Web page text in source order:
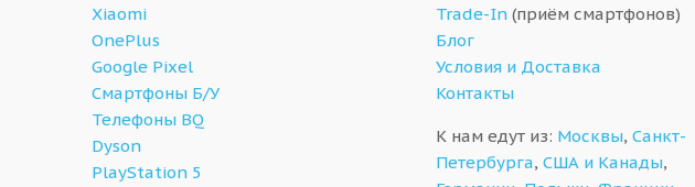
Xiaomi
OnePlus
Google Pixel
Смартфоны Б/У
Телефоны BQ
Dyson
PlayStation 5
Trade-In (приём смартфонов)
Блог
Условия и Доставка
Контакты
К нам едут из: Москвы, Санкт-
Петербурга, США и Канады,